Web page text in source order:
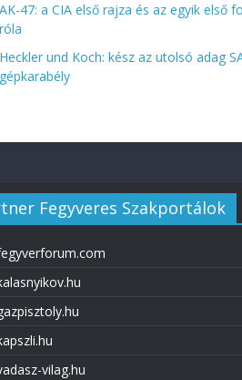
AK-47: a CIA első rajza és az egyik első
róla
Heckler und Koch: kész az utolsó adag
gépkarabély
Fegyveres Szakportálok
vilag.hu